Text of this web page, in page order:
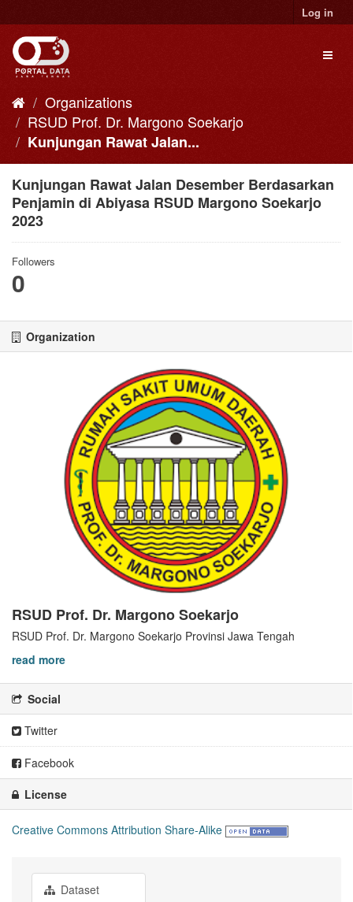
to
content
Log in
Organizations
RSUD Prof. Dr. Margono Soekarjo
Kunjungan Rawat Jalan...
Kunjungan Rawat Jalan Desember Berdasarkan
Penjamin di Abiyasa RSUD Margono Soekarjo
2023
Followers
0
Organization
RSUD Prof. Dr. Margono Soekarjo
RSUD Prof. Dr. Margono Soekarjo Provinsi Jawa Tengah
read more
Social
Twitter
Facebook
License
Creative Commons Attribution Share-Alike
Dataset